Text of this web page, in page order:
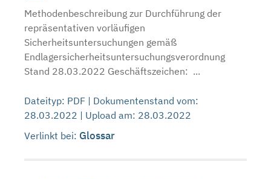
Methodenbeschreibung zur Durchführung der
repräsentativen vorläufigen
Sicherheitsuntersuchungen gemäß
Endlagersicherheitsuntersuchungsverordnung
Stand 28.03.2022 Geschäftszeichen: ...
Dateityp: PDF | Dokumentenstand vom:
28.03.2022 | Upload am: 28.03.2022
Verlinkt bei: Glossar